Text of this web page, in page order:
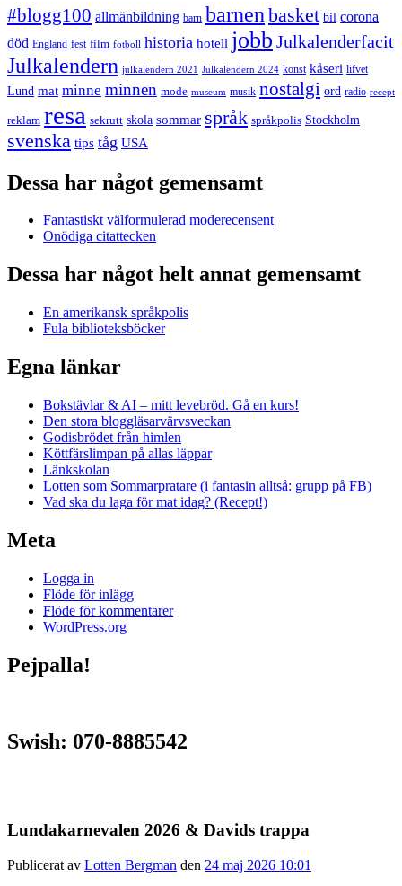
#blogg100 allmänbildning barn barnen basket bil corona
död England fest film fotboll historia hotell jobb Julkalenderfacit
Julkalendern julkalendern 2021 Julkalendern 2024 konst kåseri lifvet
Lund mat minne minnen mode museum musik nostalgi ord radio recept
reklam resa sekrutt skola sommar språk språkpolis Stockholm
svenska tips tåg USA
Dessa har något gemensamt
Fantastiskt välformulerad moderecensent
Onödiga citattecken
Dessa har något helt annat gemensamt
En amerikansk språkpolis
Fula biblioteksböcker
Egna länkar
Bokstävlar & AI – mitt levebröd. Gå en kurs!
Den stora bloggläsarvärvsveckan
Godisbrödet från himlen
Köttfärslimpan på allas läppar
Länkskolan
Lotten som Sommarpratare (i fantasin alltså: grupp på FB)
Vad ska du laga för mat idag? (Recept!)
Meta
Logga in
Flöde för inlägg
Flöde för kommentarer
WordPress.org
Pejpalla!
Swish: 070-8885542
Lundakarnevalen 2026 & Davids trappa
Publicerat av Lotten Bergman den 24 maj 2026 10:01